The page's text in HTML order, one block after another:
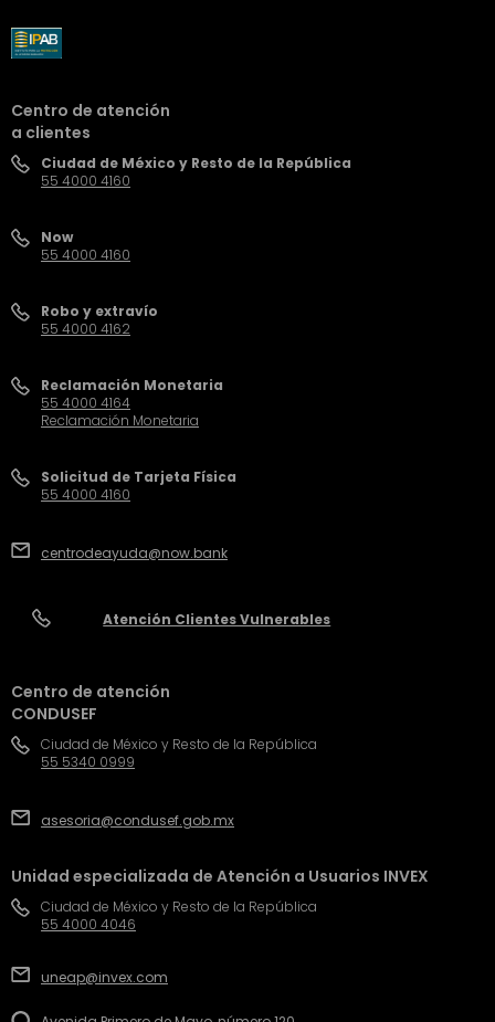
Centro de atención
a clientes
Ciudad de México y Resto de la República
55 4000 4160
Now
55 4000 4160
Robo y extravío
55 4000 4162
Reclamación Monetaria
55 4000 4164
Reclamación Monetaria
Solicitud de Tarjeta Física
55 4000 4160
centrodeayuda@now.bank
Atención Clientes Vulnerables
Centro de atención
CONDUSEF
Ciudad de México y Resto de la República
55 5340 0999
asesoria@condusef.gob.mx
Unidad especializada de Atención a Usuarios INVEX
Ciudad de México y Resto de la República
55 4000 4046
uneap@invex.com